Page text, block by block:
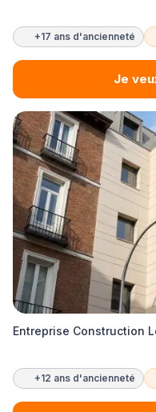
+17 ans d'ancienneté
Je
Entreprise Construction
+12 ans d'ancienneté